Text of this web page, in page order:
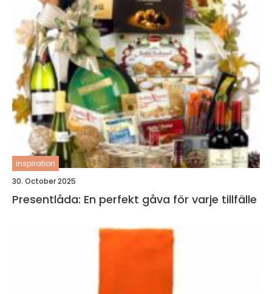
inspiration
30. October 2025
Presentlåda: En perfekt gåva för varje tillfälle